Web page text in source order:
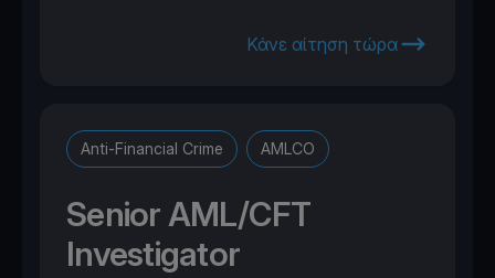
Κάνε αίτηση τώρα
Anti-Financial Crime AMLCO
Senior AML/CFT
Investigator